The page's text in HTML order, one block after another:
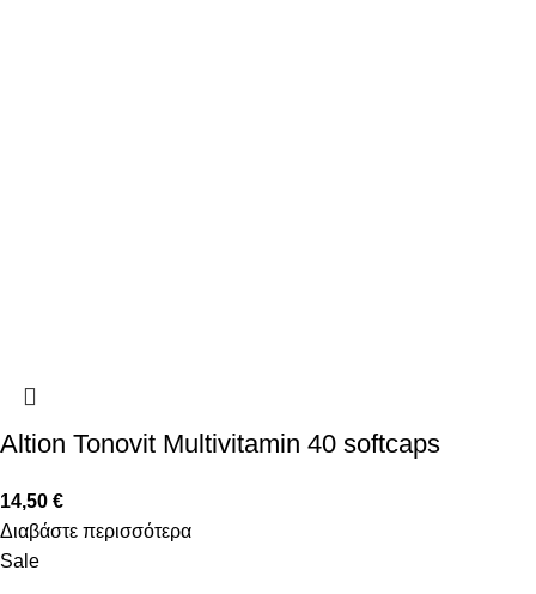
Altion Tonovit Multivitamin 40 softcaps
14,50 €
Διαβάστε περισσότερα
Sale